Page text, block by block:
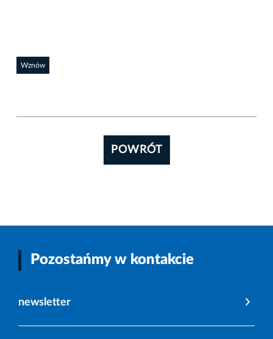
Wznów
POWRÓT
Pozostańmy w kontakcie
newsletter